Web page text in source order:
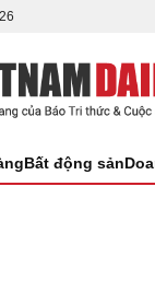
Bất động sản